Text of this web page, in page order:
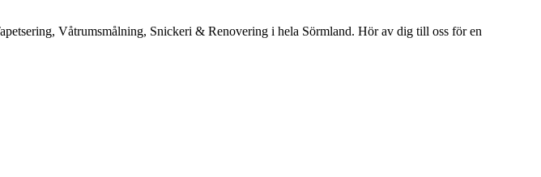
Våtrumsmålning, Snickeri & Renovering i hela Sörmland. Hör av dig till oss för en